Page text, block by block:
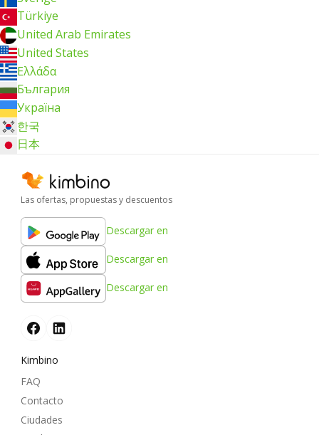
Türkiye
United Arab Emirates
United States
Ελλάδα
България
Україна
한국
日本
Las ofertas, propuestas y descuentos
Descargar en
Descargar en
Descargar en
Kimbino
FAQ
Contacto
Ciudades